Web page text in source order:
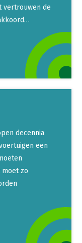
vertrouwen de
decennia
een
moet zo